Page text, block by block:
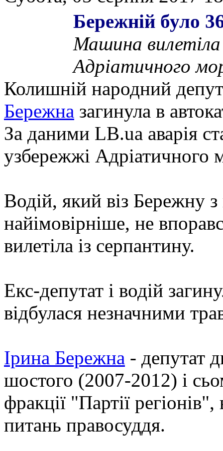
Бережній було
Машина
Адріатичного
Колишній народний
Бережна загинула в
За даними LB.ua аварія
узбережжі Адріатичного
Водій, який віз Бережну
найімовірніше, не
вилетіла із серпантину.
Екс-депутат і водій
відбулася незначними
Ірина Бережна - депутат
шостого (2007-2012) і
фракції "Партії
питань правосуддя.